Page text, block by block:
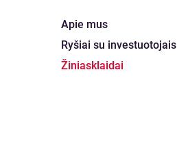
Apie mus
Ryšiai su investuotojais
Žiniasklaidai